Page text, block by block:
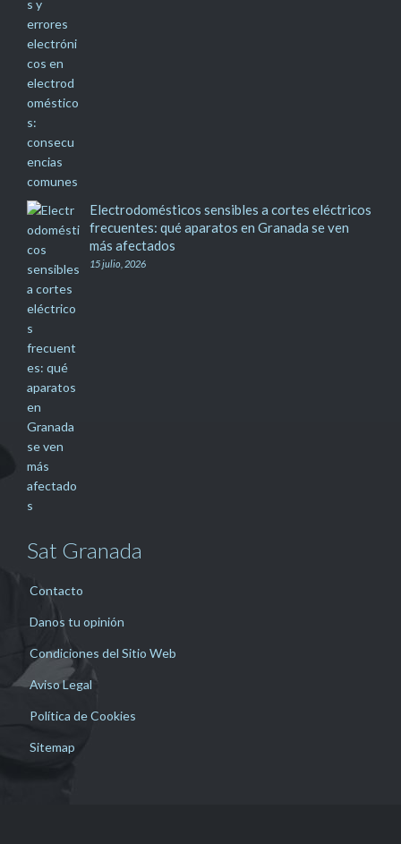
Electrodomésticos sensibles a cortes eléctricos
frecuentes: qué aparatos en Granada se ven
más afectados
15 julio, 2026
Sat Granada
Contacto
Danos tu opinión
Condiciones del Sitio Web
Aviso Legal
Política de Cookies
Sitemap